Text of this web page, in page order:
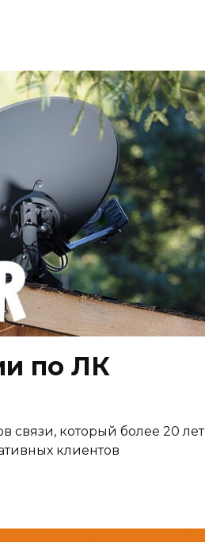
по ЛК
связи, который более 20 лет
клиентов